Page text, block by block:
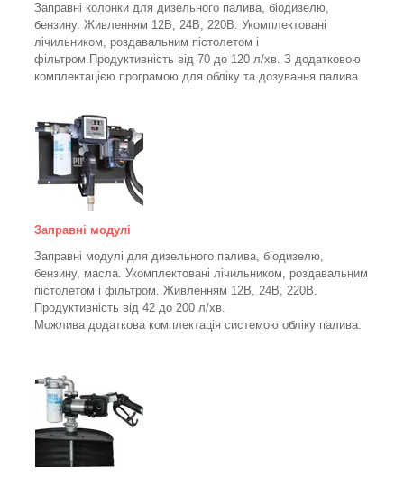
Заправні колонки для дизельного палива, біодизелю,
бензину. Живленням 12В, 24В, 220В. Укомплектовані
лічильником, роздавальним пістолетом і
фільтром. Продуктивність від 70 до 120 л/хв. З додатковою
комплектацією програмою для обліку та дозування палива.
Заправні модулі
Заправні модулі для дизельного палива, біодизелю,
бензину, масла. Укомплектовані лічильником, роздавальним
пістолетом і фільтром. Живленням 12В, 24В, 220В.
Продуктивність від 42 до 200 л/хв.
Можлива додаткова комплектація системою обліку палива.